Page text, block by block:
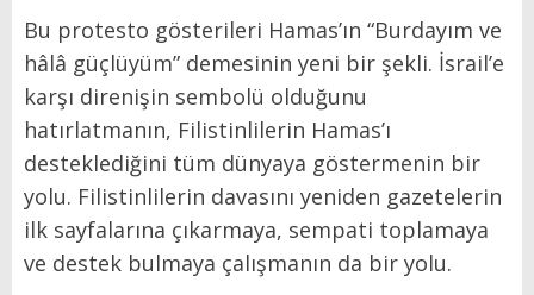
Bu protesto gösterileri Hamas’ın “Burdayım ve
hâlâ güçlüyüm” demesinin yeni bir şekli. İsrail’e
karşı direnişin sembolü olduğunu
hatırlatmanın, Filistinlilerin Hamas’ı
desteklediğini tüm dünyaya göstermenin bir
yolu. Filistinlilerin davasını yeniden gazetelerin
ilk sayfalarına çıkarmaya, sempati toplamaya
ve destek bulmaya çalışmanın da bir yolu.